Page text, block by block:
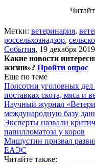
Метки: ветеринария,
россельхознадзор,
События, 19 декабря
Какие новости
жизни»? Пройти опрос
Еще по теме
Полсотни уголовных
поставках скота, мяса и
Научный журнал
международную базу
Эксперты назвали
папилломатоза у коров
Мишустин призвал
ЕАЭС
Читайте также: